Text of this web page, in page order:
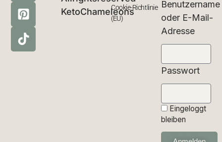
KetoChameleonsCookie-Richtlinie
(EU)
Benutzername
oder E-Mail-
Adresse
Passwort
Eingeloggt
bleiben